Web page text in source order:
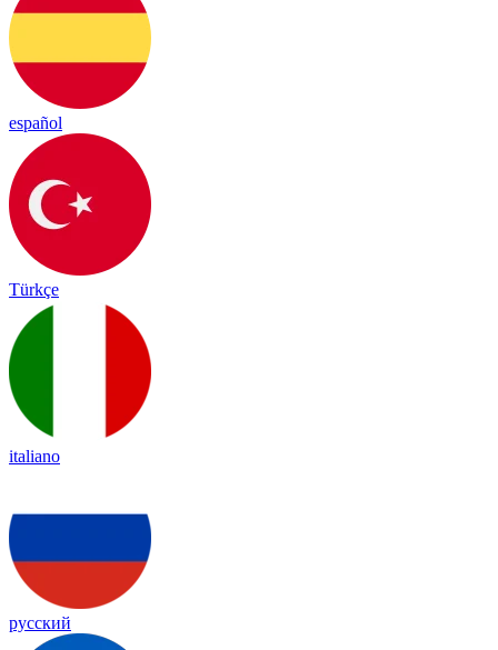
español
Türkçe
italiano
русский